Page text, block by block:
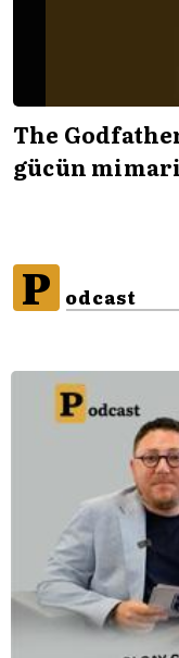
The
gücün
P odcast